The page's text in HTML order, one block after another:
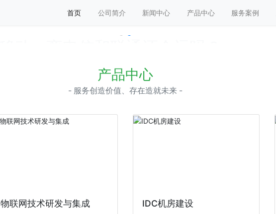
首页 公司简介 新闻中心 产品中心 服务案例
产品中心
- 服务创造价值、存在造就未来 -
物联网技术研发与集成 IDC机房建设